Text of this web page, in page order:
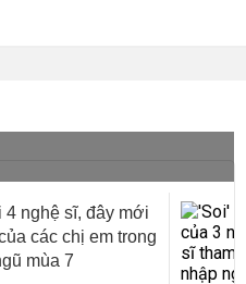
4 nghệ sĩ, đây mới
các chị em trong
mùa 7